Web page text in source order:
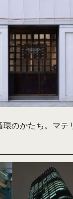
のかたち。マテ